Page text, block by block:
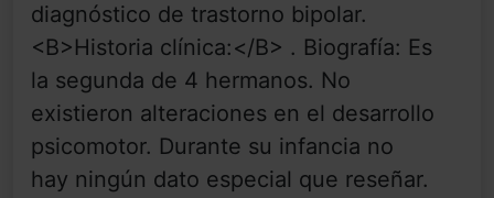
diagnóstico de trastorno bipolar.
<B>Historia clínica:</B> . Biografía: Es
la segunda de 4 hermanos. No
existieron alteraciones en el desarrollo
psicomotor. Durante su infancia no
hay ningún dato especial que reseñar.